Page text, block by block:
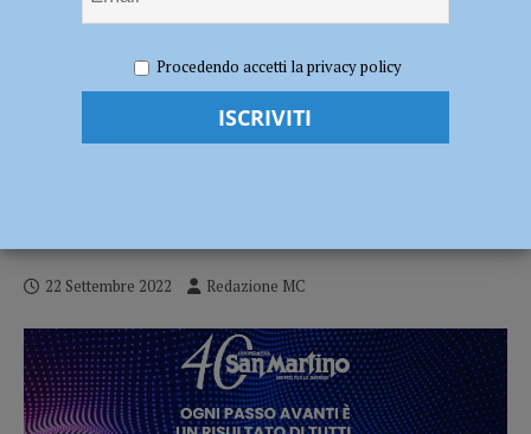
Cascio, Giovanni Calcagno e Vincenzo Pirrotta il 14 febbraio 2023 al
Teatro Municipale con “Gilgamesh”
Luigi Lo Cascio, Giovanni Calcagno e
22 Settembre 2022 Redazione MC
Procedendo accetti la privacy policy